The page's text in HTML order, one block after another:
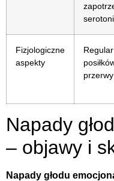
Fizjologiczne
aspekty
przerwy
Napady
– objawy i
Napady głodu